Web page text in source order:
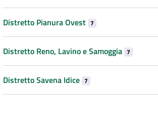
Distretto Pianura Ovest 7
Distretto Reno, Lavino e Samoggia 7
Distretto Savena Idice 7